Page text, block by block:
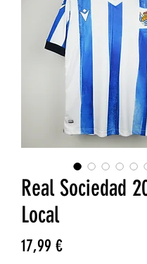
Real Sociedad
Local
17,99 €Precio